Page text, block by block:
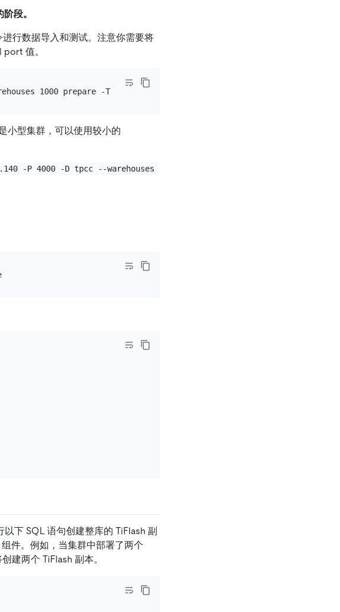
段。
行数据导入和测试。注意你需要将
值。
小型集群，可以使用较小的
-P 4000 -D tpcc --warehouses
tiup bench ch -H 172.16.5.140 -P 4000 -D tpcc prepare
下 SQL 语句创建整库的 TiFlash 副
件。例如，当集群中部署了两个
建两个 TiFlash 副本。